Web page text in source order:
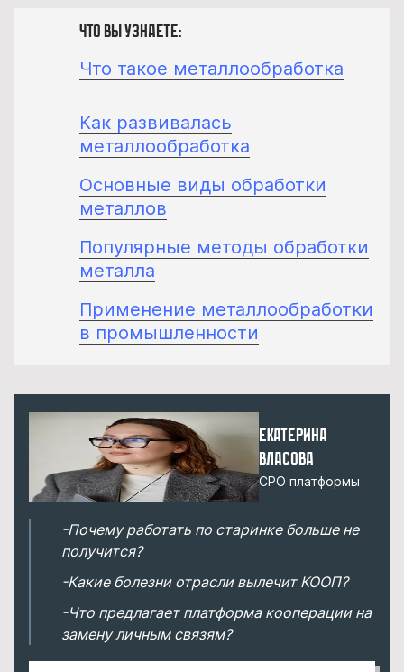
Что вы узнаете:
Что такое металлообработка
Как развивалась
металлообработка
Основные виды обработки
металлов
Популярные методы обработки
металла
Применение металлообработки
в промышленности
Екатерина
Власова
CPO платформы
-Почему работать по старинке больше не
получится?
-Какие болезни отрасли вылечит КООП?
-Что предлагает платформа кооперации на
замену личным связям?